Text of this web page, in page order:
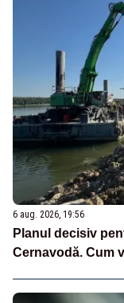
6 aug. 2026, 19:56
Planul decisiv
Cernavodă. Cum